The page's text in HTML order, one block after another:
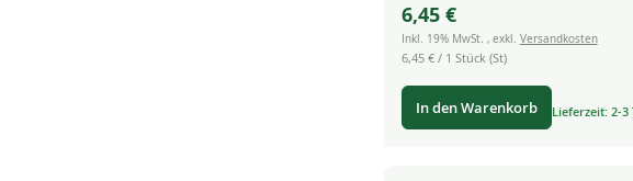
6,45 €
Inkl. 19% MwSt. , exkl. Versandkosten
6,45 €/ 1 Stück (St)
In den Warenkorb Lieferzeit: 2-3